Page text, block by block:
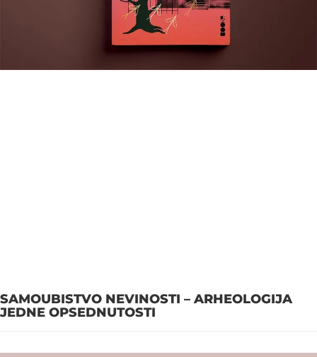
SAMOUBISTVO NEVINOSTI – ARHEOLOGIJA
JEDNE OPSEDNUTOSTI